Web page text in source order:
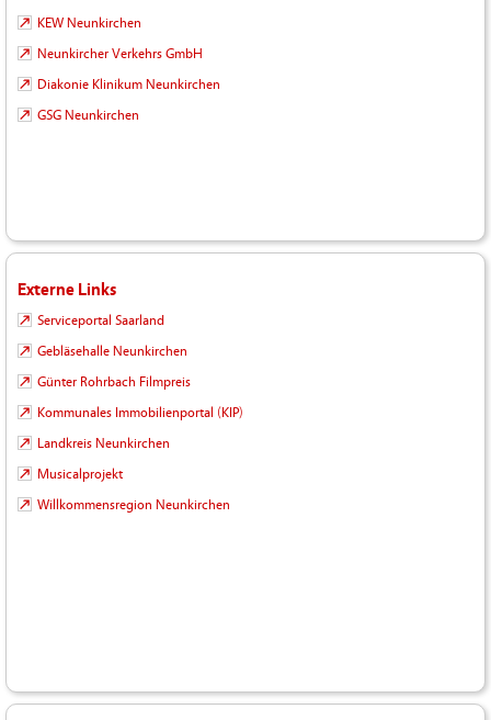
KEW Neunkirchen
Neunkircher Verkehrs GmbH
Diakonie Klinikum Neunkirchen
GSG Neunkirchen
Externe Links
Serviceportal Saarland
Gebläsehalle Neunkirchen
Günter Rohrbach Filmpreis
Kommunales Immobilienportal (KIP)
Landkreis Neunkirchen
Musicalprojekt
Willkommensregion Neunkirchen